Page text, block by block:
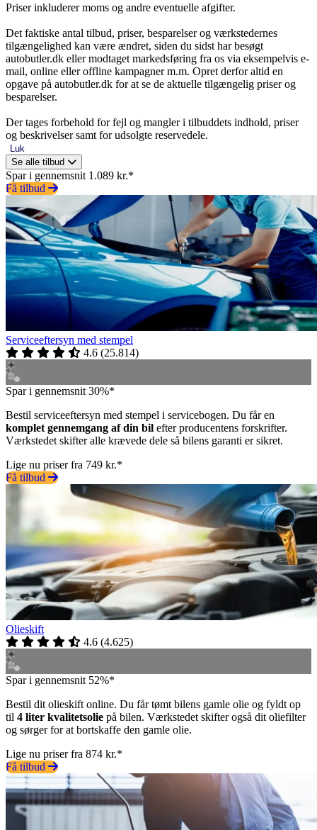
Priser inkluderer moms og andre eventuelle afgifter.
Det faktiske antal tilbud, priser, besparelser og værkstedernes
tilgængelighed kan være ændret, siden du sidst har besøgt
autobutler.dk eller modtaget markedsføring fra os via eksempelvis e-
mail, online eller offline kampagner m.m. Opret derfor altid en
opgave på autobutler.dk for at se de aktuelle tilgængelig priser og
besparelser.
Der tages forbehold for fejl og mangler i tilbuddets indhold, priser
og beskrivelser samt for udsolgte reservedele.
Luk
Se alle tilbud
Spar i gennemsnit 1.089 kr.*
Få tilbud
Serviceeftersyn med stempel
4.6 (25.814)
Spar i gennemsnit 30%*
Bestil serviceeftersyn med stempel i servicebogen. Du får en
komplet gennemgang af din bil efter producentens forskrifter.
Værkstedet skifter alle krævede dele så bilens garanti er sikret.
Lige nu priser fra 749 kr.*
Få tilbud
Olieskift
4.6 (4.625)
Spar i gennemsnit 52%*
Bestil dit olieskift online. Du får tømt bilens gamle olie og fyldt op
til 4 liter kvalitetsolie på bilen. Værkstedet skifter også dit oliefilter
og sørger for at bortskaffe den gamle olie.
Lige nu priser fra 874 kr.*
Få tilbud